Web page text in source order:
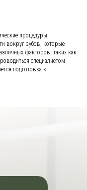
процедуры,
вокруг зубов, которые
факторов, таких как
специалистом
подготовка к